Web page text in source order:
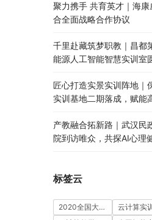
聚力携手 共育英才｜海
合全面战略合作协议
千里赴藏筑梦职教｜昌都
能源人工智能智慧实训室
匠心打造实景实训阵地｜
实训基地二期落成，赋能
产教融合拓新路｜武汉民
院到访唯众，共探AI心理
标签云
2020全国大学生5G技术及应用大赛